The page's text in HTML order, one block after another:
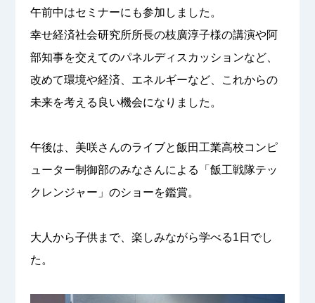
午前中はセミナーにも参加しました。
幸せ経済社会研究所所長の枝廣淳子様の講演や阿
部知事を交えてのパネルディスカッションなど、
改めて環境や経済、エネルギーなど、これからの
未来を考える良い機会になりました。
午後は、美咲さんのライブと飯田工業高校コンピ
ューター制御部のみなさんによる「飯工戦隊テッ
クレンジャー」のショーを鑑賞。
大人から子供まで、楽しみながら学べる1日でし
た。